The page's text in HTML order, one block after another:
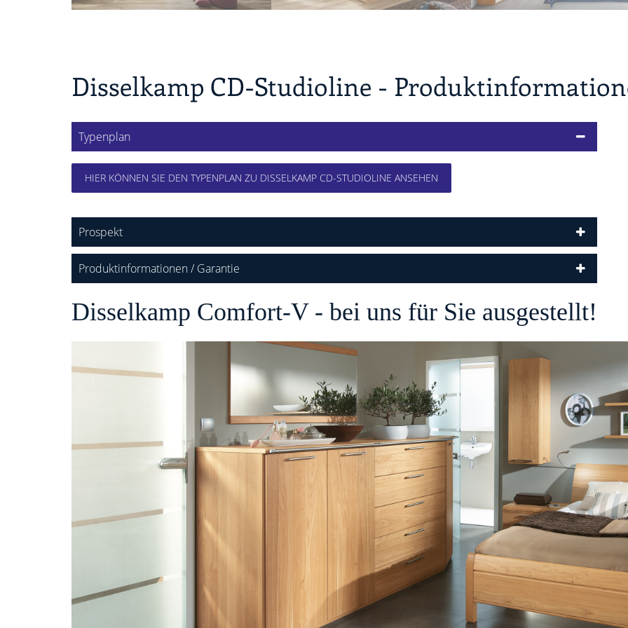
Disselkamp CD-Studioline -
Typenplan
HIER KÖNNEN SIE DEN TYPENPLAN ZU DISSELKAMP CD-STUDIOLINE ANSEHEN
Prospekt
Produktinformationen / Garantie
Disselkamp Comfort-V - bei uns für Sie ausgestellt!